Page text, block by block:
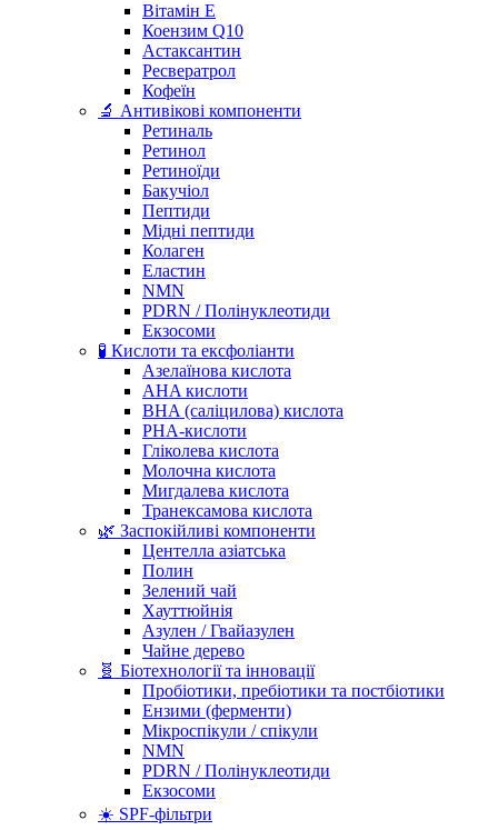
Вітамін Е
Коензим Q10
Астаксантин
Ресвератрол
Кофеїн
🔬 Антивікові компоненти
Ретиналь
Ретинол
Ретиноїди
Бакучіол
Пептиди
Мідні пептиди
Колаген
Еластин
NMN
PDRN / Полінуклеотиди
Екзосоми
🧪 Кислоти та ексфоліанти
Азелаїнова кислота
AHA кислоти
BHA (саліцилова) кислота
PHA-кислоти
Гліколева кислота
Молочна кислота
Мигдалева кислота
Транексамова кислота
🌿 Заспокійливі компоненти
Центелла азіатська
Полин
Зелений чай
Хауттюйнія
Азулен / Гвайазулен
Чайне дерево
🧬 Біотехнології та інновації
Пробіотики, пребіотики та постбіотики
Ензими (ферменти)
Мікроспікули / спікули
NMN
PDRN / Полінуклеотиди
Екзосоми
☀️ SPF-фільтри